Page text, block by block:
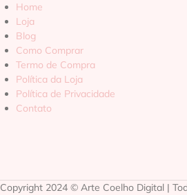
Home
Loja
Blog
Como Comprar
Termo de Compra
Política da Loja
Política de Privacidade
Contato
Copyright 2024 © Arte Coelho Digital |